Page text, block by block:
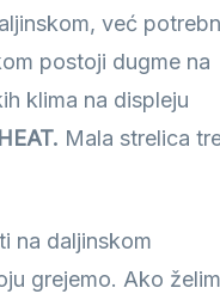
već
postoji dugme na
klima na displeju
HEAT. Mala strelica
na daljinskom
grejemo. Ako